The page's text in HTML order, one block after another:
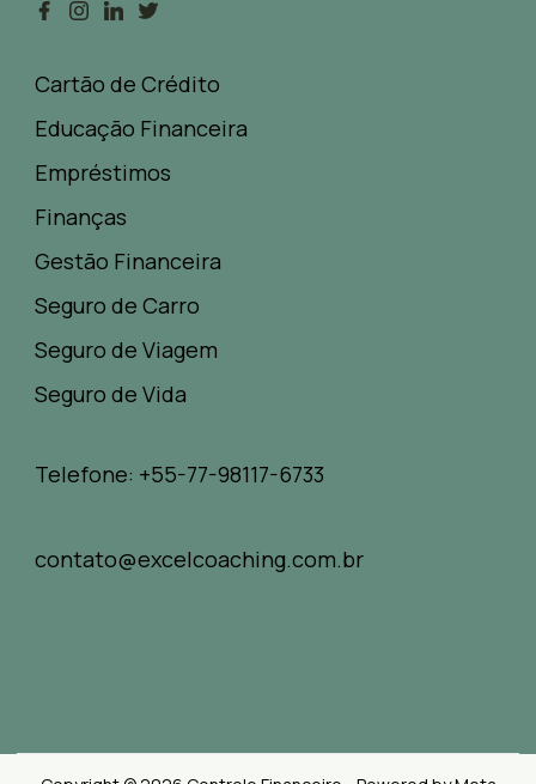
Cartão de Crédito
Educação Financeira
Empréstimos
Finanças
Gestão Financeira
Seguro de Carro
Seguro de Viagem
Seguro de Vida
Telefone: +55-77-98117-6733
contato@excelcoaching.com.br